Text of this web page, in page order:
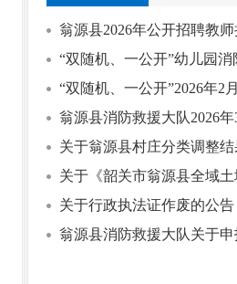
关于行政执法证作废的公告